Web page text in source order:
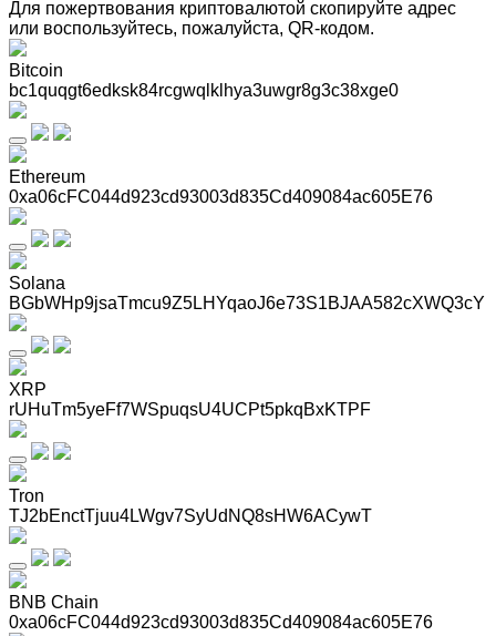
Для пожертвования криптовалютой скопируйте адрес
или воспользуйтесь, пожалуйста, QR-кодом.
Bitcoin
bc1quqgt6edksk84rcgwqlklhya3uwgr8g3c38xge0
Ethereum
0xa06cFC044d923cd93003d835Cd409084ac605E76
Solana
BGbWHp9jsaTmcu9Z5LHYqaoJ6e73S1BJAA582cXWQ3cY
XRP
rUHuTm5yeFf7WSpuqsU4UCPt5pkqBxKTPF
Tron
TJ2bEnctTjuu4LWgv7SyUdNQ8sHW6ACywT
BNB Chain
0xa06cFC044d923cd93003d835Cd409084ac605E76